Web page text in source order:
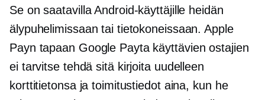
Se on saatavilla Android-käyttäjille heidän
älypuhelimissaan tai tietokoneissaan. Apple
Payn tapaan Google Payta käyttävien ostajien
ei tarvitse tehdä sitä kirjoita uudelleen
korttitietonsa ja toimitustiedot aina, kun he